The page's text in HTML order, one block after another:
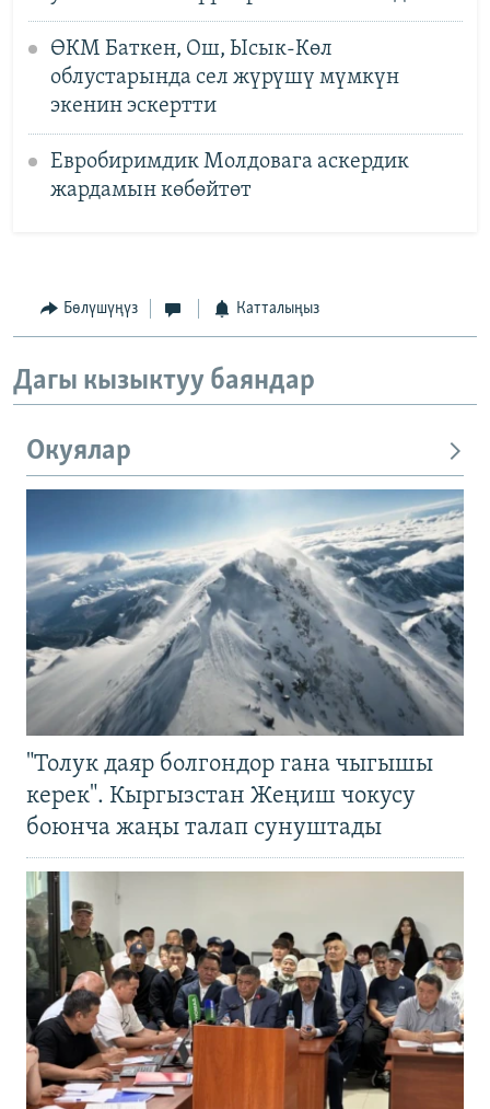
ӨКМ Баткен, Ош, Ысык-Көл
облустарында сел жүрүшү мүмкүн
экенин эскертти
Евробиримдик Молдовага аскердик
жардамын көбөйтөт
Бөлүшүңүз Катталыңыз
Дагы кызыктуу баяндар
Окуялар
"Толук даяр болгондор гана чыгышы
керек". Кыргызстан Жеңиш чокусу
боюнча жаңы талап сунуштады